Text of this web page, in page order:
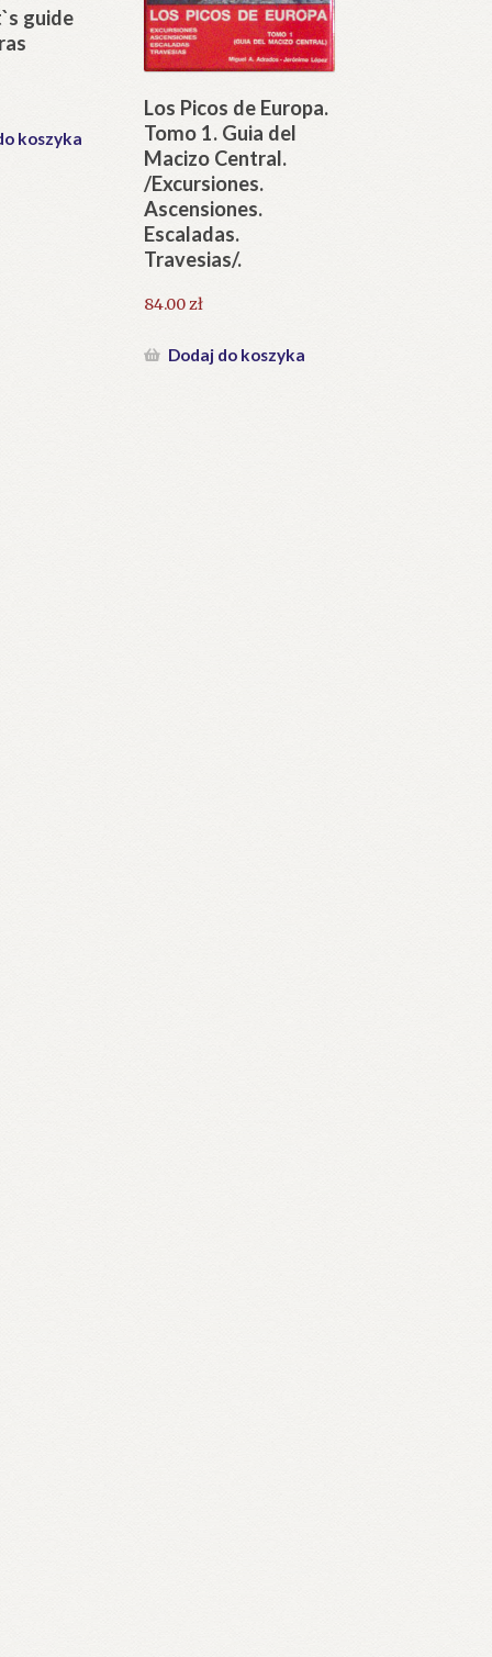
guide
koszyka
Los Picos de Europa.
Tomo 1. Guia del
Macizo Central.
/Excursiones.
Ascensiones.
Escaladas.
Travesias/.
84.00zł
Dodaj do koszyka